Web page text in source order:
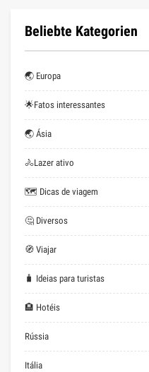
Beliebte Kategorien
🌏 Europa
🌟Fatos interessantes
🌏 Ásia
🚴Lazer ativo
🗺 Dicas de viagem
🤔 Diversos
🧭 Viajar
🧳 Ideias para turistas
🏨 Hotéis
Rússia
Itália